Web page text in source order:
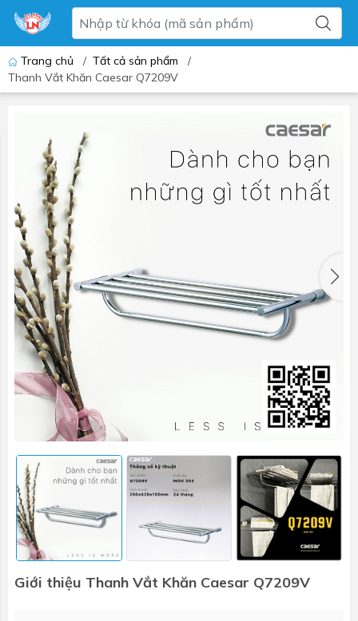
Trang chủ / Tất cả sản phẩm
/
Thanh Vắt Khăn Caesar Q7209V
Giới thiệu Thanh Vắt Khăn Caesar Q7209V